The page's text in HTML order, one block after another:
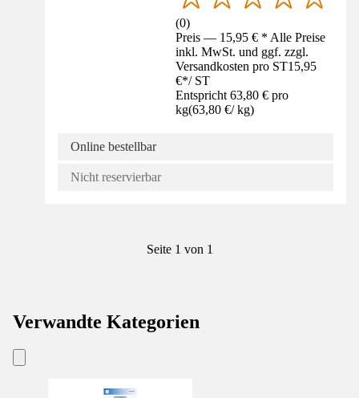
(0)
Preis — 15,95 € * Alle Preise
inkl. MwSt. und ggf. zzgl.
Versandkosten pro ST15,95
€*/ ST
Entspricht 63,80 € pro
kg(63,80 €/ kg)
Online bestellbar
Nicht reservierbar
Seite 1 von 1
Verwandte Kategorien